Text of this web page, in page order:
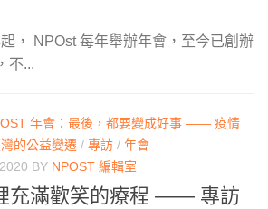
， NPOst 每年舉辦年會，至今已創辦
不...
年會：最後，都要變成好事 —— 疫情
的公益變遷 / 專訪 / 年會
BY NPOST 編輯室
充滿歡笑的療程 —— 專訪